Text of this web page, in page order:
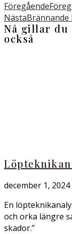
Föregående
NästaBrännande
Nå gillar du
också
december 1, 2024
En
och orka längre
skador.”